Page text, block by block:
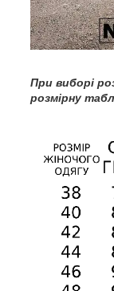
При виборі
розмірну